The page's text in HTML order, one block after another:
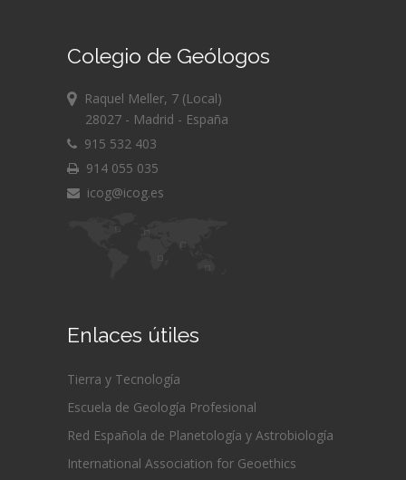
Colegio de Geólogos
Raquel Meller, 7 (Local)
28027 - Madrid - España
915 532 403
914 055 035
icog@icog.es
Enlaces útiles
Tierra y Tecnología
Escuela de Geología Profesional
Red Española de Planetología y Astrobiología
International Association for Geoethics